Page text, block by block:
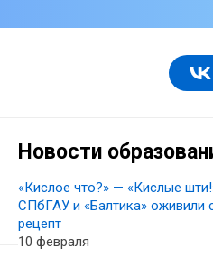
Новости
«Кислое что?» — «Кислые
СПбГАУ и «Балтика» оживили
рецепт
10 февраля